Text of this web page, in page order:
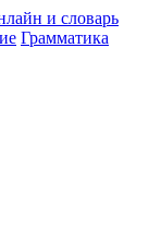
Грамматика